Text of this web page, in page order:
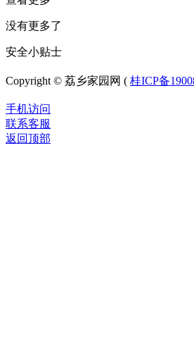
没有更多了
安全小贴士
Copyright © 荔乡家园网 ( 桂ICP备
手机访问
联系客服
返回顶部